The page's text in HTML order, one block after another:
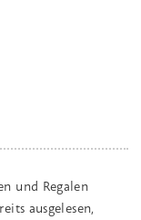
und Regalen
ausgelesen,